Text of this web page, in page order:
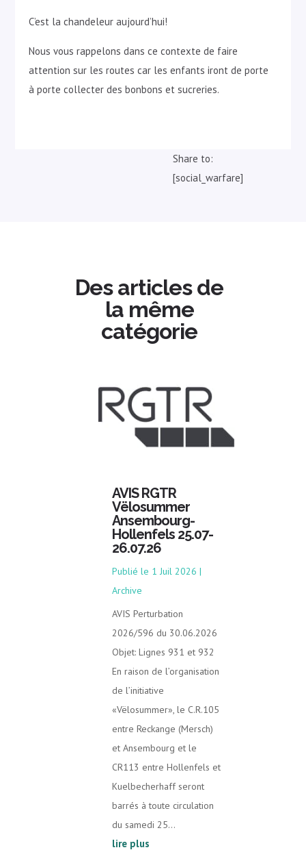
C’est la chandeleur aujourd’hui!
Nous vous rappelons dans ce contexte de faire
attention sur les routes car les enfants iront de porte
à porte collecter des bonbons et sucreries.
Share to:
[social_warfare]
Des articles de
la même
catégorie
AVIS RGTR
Vëlosummer
Ansembourg-
Hollenfels 25.07-
26.07.26
1 Juil 2026 |
Archive
AVIS Perturbation
2026/596 du 30.06.2026
Objet: Lignes 931 et 932
En raison de l’organisation
de l’initiative
«Vëlosummer», le C.R.105
entre Reckange (Mersch)
et Ansembourg et le
CR113 entre Hollenfels et
Kuelbecherhaff seront
barrés à toute circulation
du samedi 25...
lire plus